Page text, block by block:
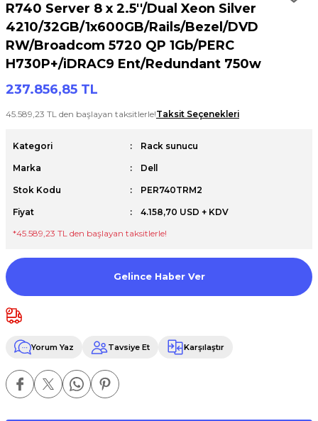
5000 Series
/ XPS
R740 Server 8 x 2.5''/Dual Xeon Silver
4210/32GB/1x600GB/Rails/Bezel/DVD
RW/Broadcom 5720 QP 1Gb/PERC
H730P+/iDRAC9 Ent/Redundant 750w
237.856,85 TL
45.589,23 TL den başlayan taksitlerle!Taksit Seçenekleri
Kategori Rack sunucu
Marka Dell
Stok Kodu PER740TRM2
Fiyat
4.158,70 USD + KDV
*45.589,23 TL den başlayan taksitlerle!
Gelince Haber Ver
Yorum Yaz Tavsiye Et Karşılaştır